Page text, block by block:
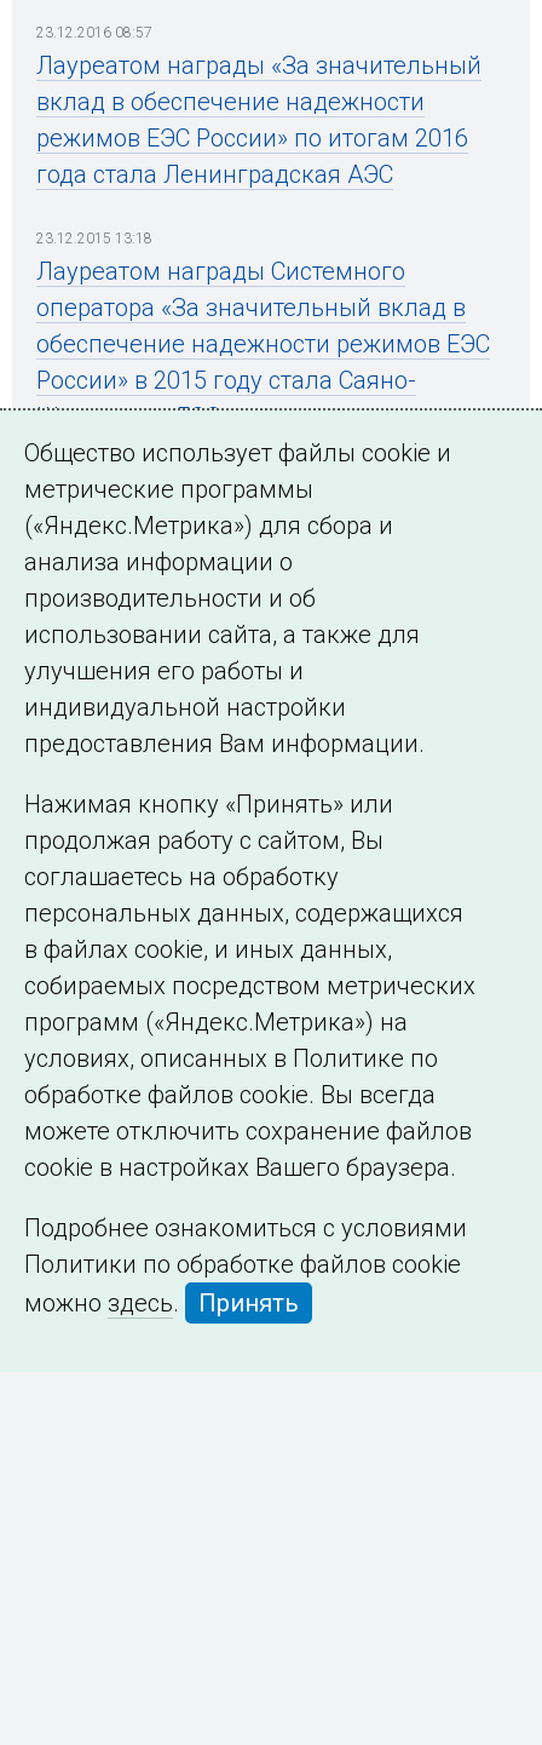
23.12.2016 08:57
Лауреатом награды «За значительный
вклад в обеспечение надежности
режимов ЕЭС России» по итогам 2016
года стала Ленинградская АЭС
23.12.2015 13:18
Лауреатом награды Системного
оператора «За значительный вклад в
обеспечение надежности режимов ЕЭС
России» в 2015 году стала Саяно-
Шушенская ГЭС
← Все публикации
Подписаться на новости
©2005–2026 АО «СО ЕЭС»
Филиалы и
представительства
Сведения об
образовательной
организации
Общество использует файлы cookie и
метрические программы
(«Яндекс.Метрика») для сбора и
анализа информации о
производительности и об
использовании сайта, а также для
улучшения его работы и
индивидуальной настройки
предоставления Вам информации.
Нажимая кнопку «Принять» или
продолжая работу с сайтом, Вы
соглашаетесь на обработку
персональных данных, содержащихся
в файлах cookie, и иных данных,
собираемых посредством метрических
программ («Яндекс.Метрика») на
условиях, описанных в Политике по
обработке файлов cookie. Вы всегда
можете отключить сохранение файлов
cookie в настройках Вашего браузера.
Подробнее ознакомиться с условиями
Политики по обработке файлов cookie
можно здесь. Принять